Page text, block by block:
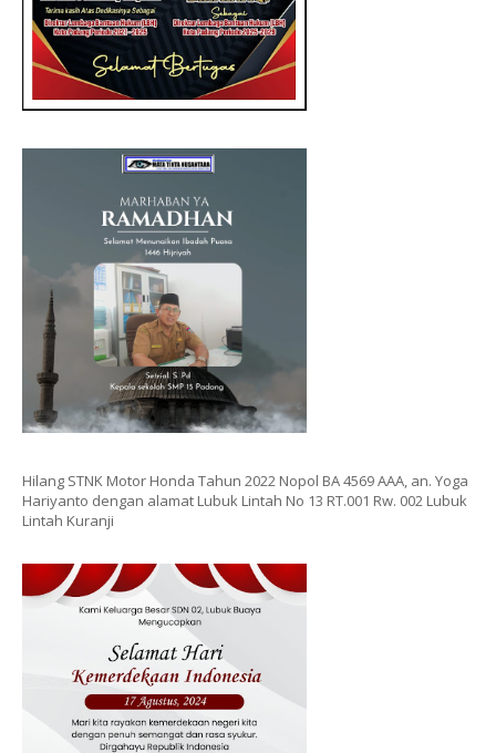
Hilang STNK Motor Honda Tahun 2022 Nopol BA 4569 AAA, an. Yoga
Hariyanto dengan alamat Lubuk Lintah No 13 RT.001 Rw. 002 Lubuk
Lintah Kuranji